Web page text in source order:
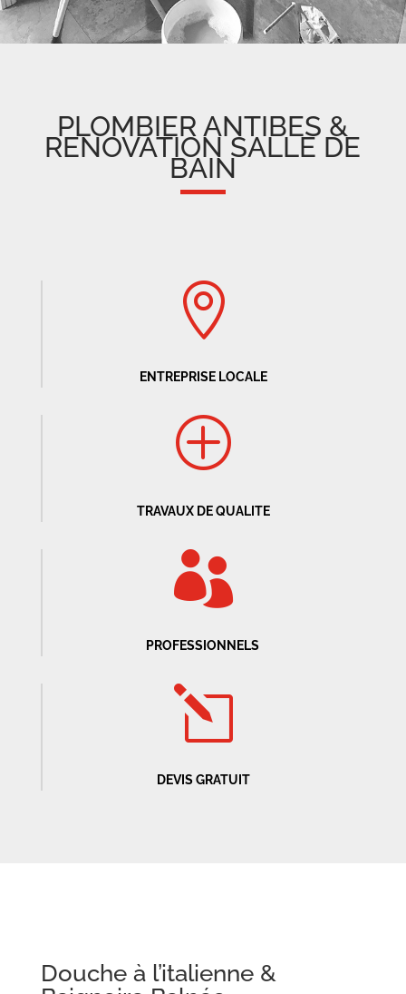
PLOMBIER ANTIBES &
RENOVATION SALLE DE
BAIN

ENTREPRISE LOCALE
P
TRAVAUX DE QUALITE

PROFESSIONNELS
l
DEVIS GRATUIT
Douche à l’italienne &